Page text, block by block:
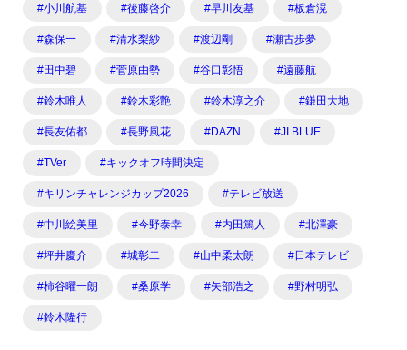
#小川航基 #後藤啓介 #早川友基 #板倉滉
#森保一 #清水梨紗 #渡辺剛 #瀬古歩夢
#田中碧 #菅原由勢 #谷口彰悟 #遠藤航
#鈴木唯人 #鈴木彩艶 #鈴木淳之介 #鎌田大地
#長友佑都 #長野風花 #DAZN #JI BLUE
#TVer #キックオフ時間決定
#キリンチャレンジカップ2026 #テレビ放送
#中川絵美里 #今野泰幸 #内田篤人 #北澤豪
#坪井慶介 #城彰二 #山中柔太朗 #日本テレビ
#柿谷曜一朗 #桑原学 #矢部浩之 #野村明弘
#鈴木隆行